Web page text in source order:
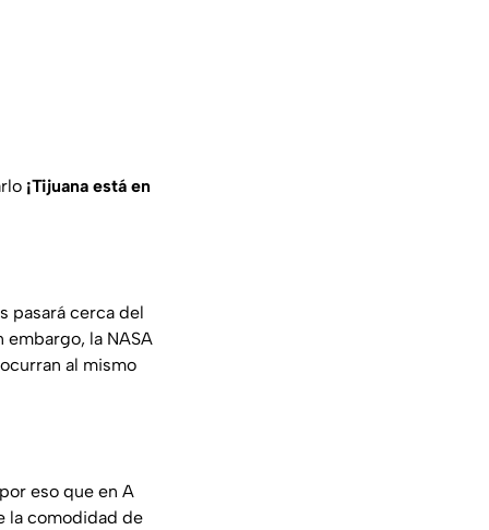
¡Tijuana está en
pasará cerca del
la NASA
al mismo
eso que en A
la comodidad de